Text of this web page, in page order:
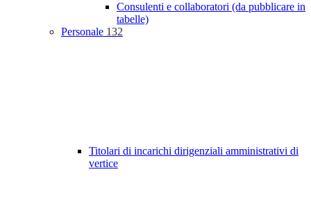
Consulenti e collaboratori (da pubblicare in
tabelle)
Personale 132
Titolari di incarichi dirigenziali amministrativi di
vertice